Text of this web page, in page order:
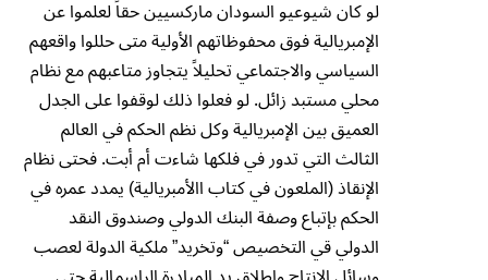
لو كان شيوعيو السودان ماركسيين حقاً لعلموا عن
الإمبريالية فوق محفوظاتهم الأولية متى حللوا واقعهم
السياسي والاجتماعي تحليلاً يتجاوز متاعبهم مع نظام
محلي مستبد زائل. لو فعلوا ذلك لوقفوا على الجدل
العميق بين الإمبريالية وكل نظم الحكم في العالم
الثالث التي تدور في فلكها شاءت أم أبت. فحتى نظام
الإنقاذ (الملعون في كتاب االأمبريالية) يمدد عمره في
الحكم بإتباع وصفة البنك الدولي وصندوق النقد
الدولي قي التخصيص “وتخريد” ملكية الدولة لعصب